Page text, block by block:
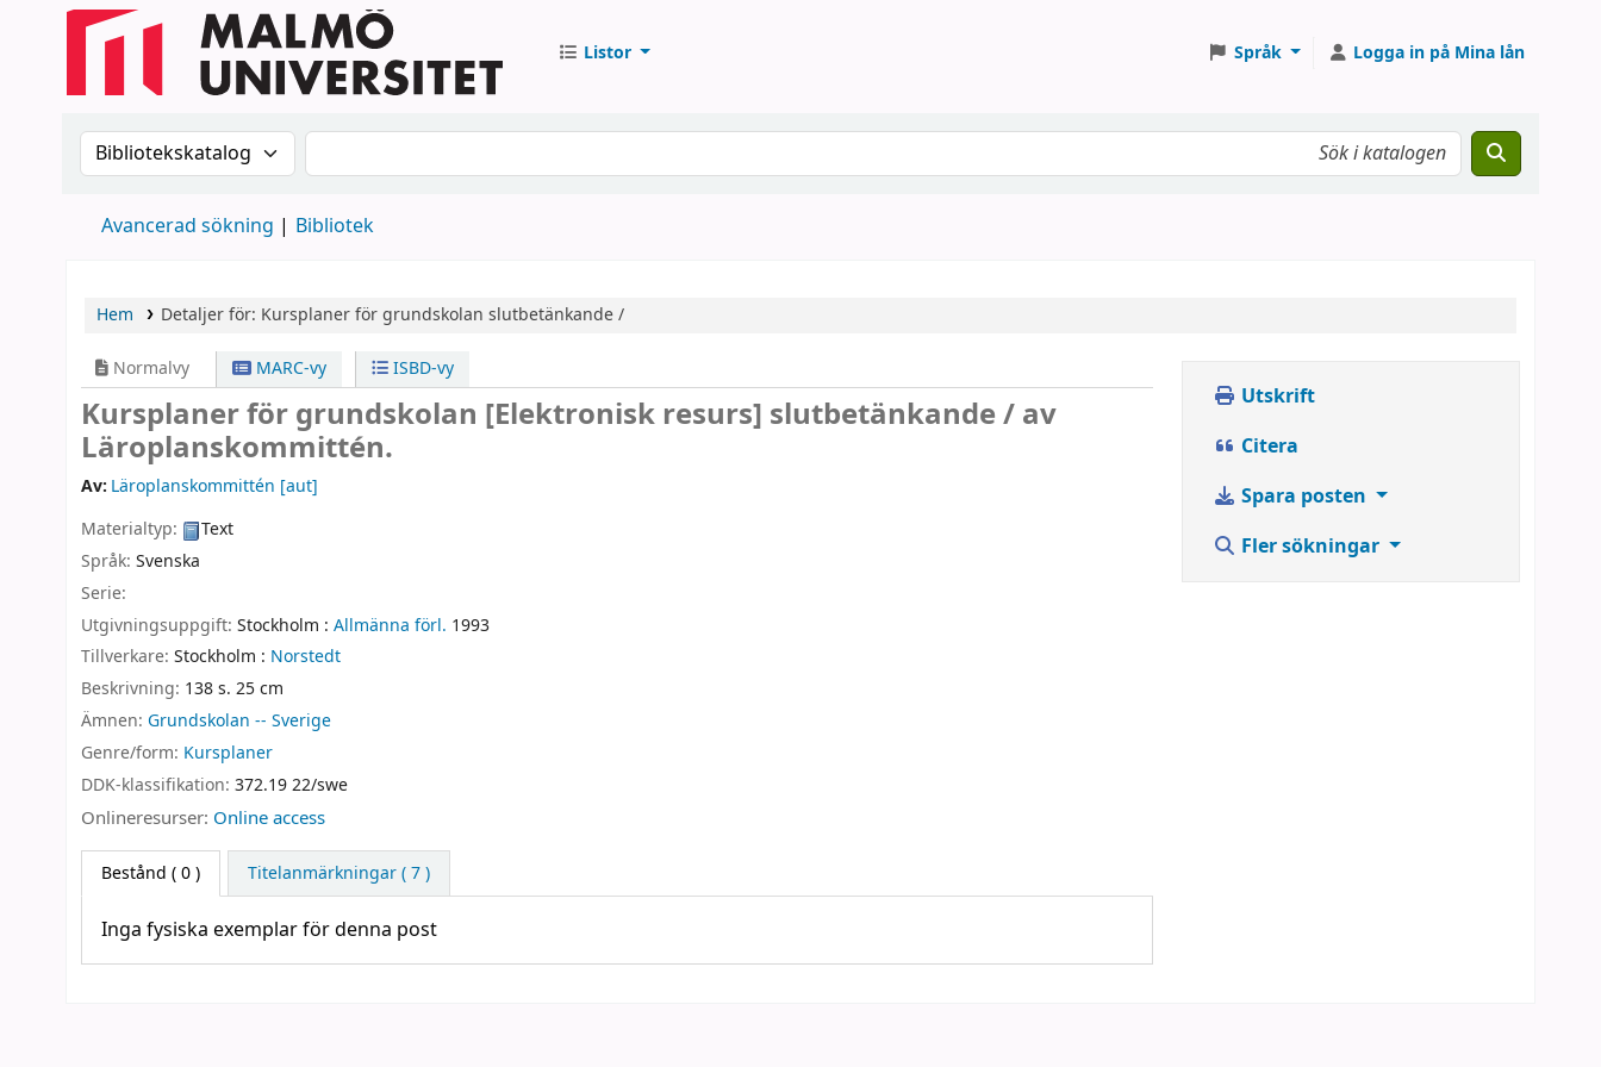
Listor Språk Logga in på Mina lån
Sök i katalogen efter:Sök i katalogen
Avancerad sökning Bibliotek
Hem Detaljer för: Kursplaner för grundskolan slutbetänkande /
Normalvy MARC-vy ISBD-vy
Kursplaner för grundskolan [Elektronisk resurs] slutbetänkande /av
Läroplanskommittén.
Av: Läroplanskommittén [aut]
Materialtyp:
Text
Språk: Svenska
Serie:
Utgivningsuppgift: Stockholm : Allmänna förl. 1993
Tillverkare: Stockholm : Norstedt
Beskrivning: 138 s. 25 cm
Ämnen: Grundskolan -- Sverige
Genre/form: Kursplaner
DDK-klassifikation: 372.19 22/swe
Onlineresurser: Online access
Bestånd ( 0 ) Titelanmärkningar ( 7 )
Inga fysiska exemplar för denna post
Utskrift
Citera
Spara posten
Fler sökningar